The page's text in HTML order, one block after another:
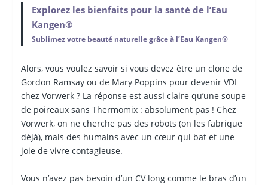
Explorez les bienfaits pour la santé de l’Eau
Kangen®
Sublimez votre beauté naturelle grâce à l’Eau Kangen®
Alors, vous voulez savoir si vous devez être un clone de
Gordon Ramsay ou de Mary Poppins pour devenir VDI
chez Vorwerk ? La réponse est aussi claire qu’une soupe
de poireaux sans Thermomix : absolument pas ! Chez
Vorwerk, on ne cherche pas des robots (on les fabrique
déjà), mais des humains avec un cœur qui bat et une
joie de vivre contagieuse.
Vous n’avez pas besoin d’un CV long comme le bras d’un